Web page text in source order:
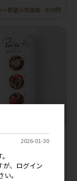
ー希望小売価格
920円
ト
望小売価格
1,045円
2026-01-30
が、ログイン
。